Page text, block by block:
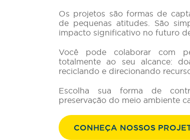
Os projetos são formas de
de pequenas atitudes. São
impacto significativo no futuro
Você pode colaborar com
totalmente ao seu alcance:
reciclando e direcionando
Escolha sua forma de
preservação do meio ambiente
CONHEÇA NOSSOS